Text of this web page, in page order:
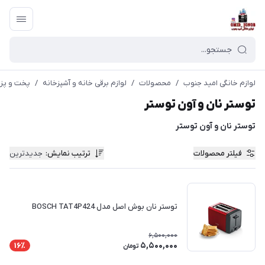
لوازم خانگی امید جنوب / محصولات / لوازم برقی خانه و آشپزخانه / پخت و پز
توستر نان و آون توستر
توستر نان و آون توستر
فیلتر محصولات ترتیب نمایش: جدیدترین
توستر نان بوش اصل مدل BOSCH TAT4P424
6,500,000
5,500,000 تومان 16٪